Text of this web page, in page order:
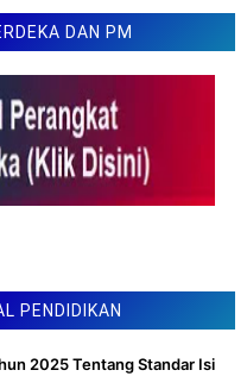
2026 Tentang Juknis
DAN PM
PENDIDIKAN
2025 Tentang Standar Isi